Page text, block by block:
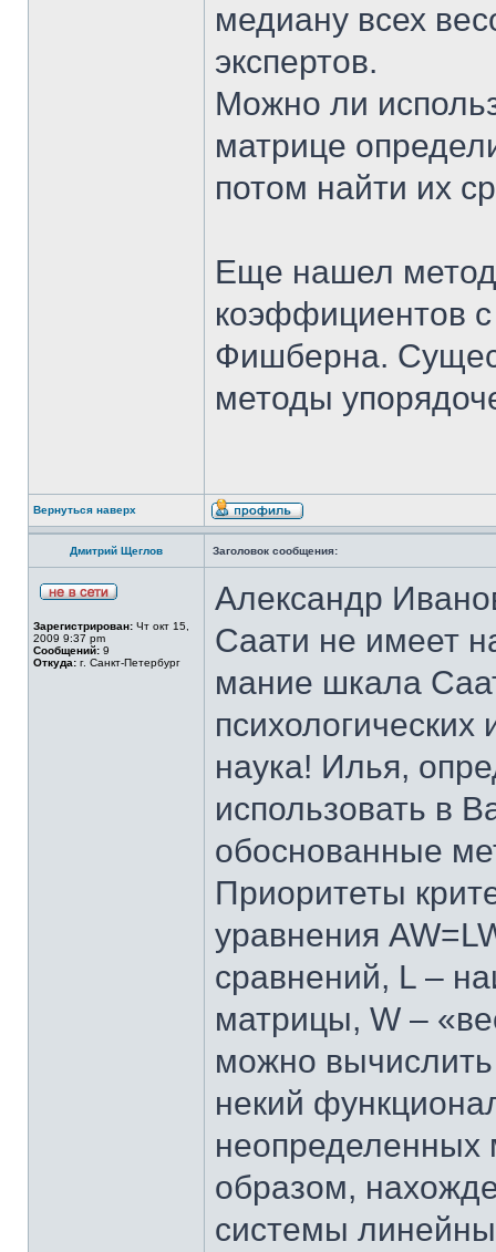
медиану всех
экспертов.
Можно ли
матрице
потом найти их
Еще нашел
коэффициентов
Фишберна.
методы
Вернуться наверх
Дмитрий Щеглов Заголовок сообщения:
Зарегистрирован: Чт окт 15,
2009 9:37 pm
Сообщений: 9
Откуда: г. Санкт-Петербург
Александр
Саати не имеет
мание шкала
наука! Илья,
использовать в
обоснованные
Приоритеты
уравнения
сравнений, L –
матрицы, W –
можно
некий
неопределенных
образом,
системы